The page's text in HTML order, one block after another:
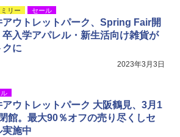
リー セール
アウトレットパーク、Spring Fair開
卒入学アパレル・新生活向け雑貨が
クに
2023年3月3日
アウトレットパーク 大阪鶴見、3月1
館。最大90％オフの売り尽くしセ
実施中